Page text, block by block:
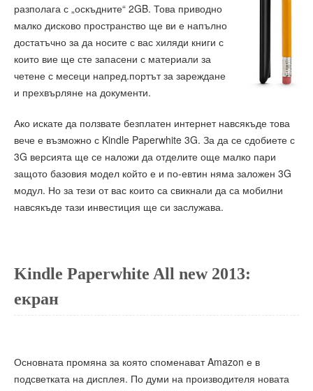
разполага с „оскъдните“ 2GB. Това приводно
малко дисково пространство ще ви е напълно
достатъчно за да носите с вас хиляди книги с
които вие ще сте запасени с материали за
четене с месеци напред.портът за зареждане
и прехвърляне на документи.
Ако искате да ползвате безплатен интернет навсякъде това
вече е възможно с Kindle Paperwhite 3G. За да се сдобиете с
3G версията ще се наложи да отделите още малко пари
защото базовия модел който е и по-евтин няма заложен 3G
модул. Но за тези от вас които са свикнали да са мобилни
навсякъде тази инвестиция ще си заслужава.
Kindle Paperwhite All new 2013:
екран
Основната промяна за която споменават Amazon е в
подсветката на дисплея. По думи на производителя новата